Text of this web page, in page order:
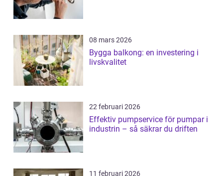
08 mars 2026
Bygga balkong: en investering i
livskvalitet
22 februari 2026
Effektiv pumpservice för pumpar i
industrin – så säkrar du driften
11 februari 2026